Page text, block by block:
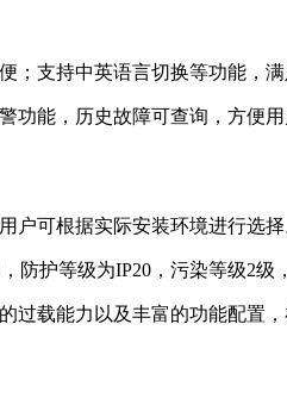
支持中英语言切换等功能，满
功能，历史故障可查询，方便用
户可根据实际安装环境进行选择
护等级为IP20，污染等级2级
过载能力以及丰富的功能配置